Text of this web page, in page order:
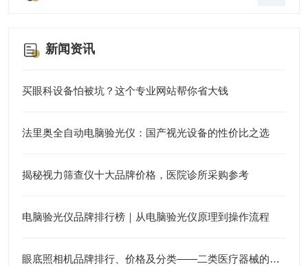
新闻资讯
买眼科设备怕被坑？这个专业网站帮你省大钱
法里奥全自动电脑验光仪：国产视光设备的性价比之选
揭秘视力筛查仪十大品牌价格，医院诊所采购参考
电脑验光仪品牌排行榜｜从电脑验光仪原理到操作流程
眼底照相机品牌排行、价格及分类——二类医疗器械的选择指南